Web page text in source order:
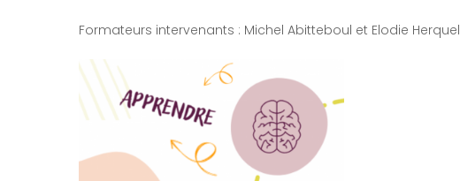
Formateurs intervenants : Michel Abitteboul et Elodie Herquel